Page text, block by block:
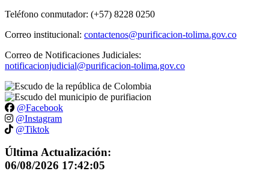
Teléfono conmutador: (+57) 8228 0250
Correo institucional: contactenos@purificacion-tolima.gov.co
Correo de Notificaciones Judiciales:
notificacionjudicial@purificacion-tolima.gov.co
@Facebook
@Instagram
@Tiktok
Última Actualización:
06/08/2026 17:42:05